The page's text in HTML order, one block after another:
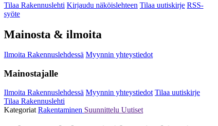
Tilaa Rakennuslehti Kirjaudu näköislehteen Tilaa uutiskirje RSS-
syöte
Mainosta & ilmoita
Ilmoita Rakennuslehdessä Myynnin yhteystiedot
Mainostajalle
Ilmoita Rakennuslehdessä Myynnin yhteystiedot Tilaa uutiskirje
Tilaa Rakennuslehti
Kategoriat Rakentaminen Suunnittelu Uutiset